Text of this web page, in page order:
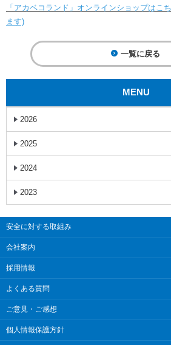
「アカベコランド」オンラインショップはこ
ます)
一覧に戻る
MENU
2026
2025
2024
2023
安全に対する取組み
会社案内
採用情報
よくある質問
ご意見・ご感想
個人情報保護方針